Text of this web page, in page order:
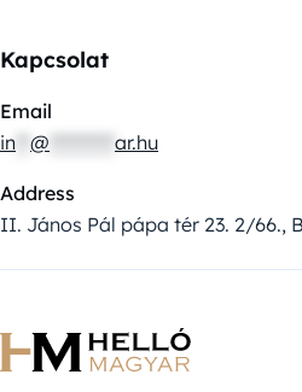
Kapcsolat
Email
in @ ar.hu
Address
II. János Pál pápa tér 23. 2/66.,